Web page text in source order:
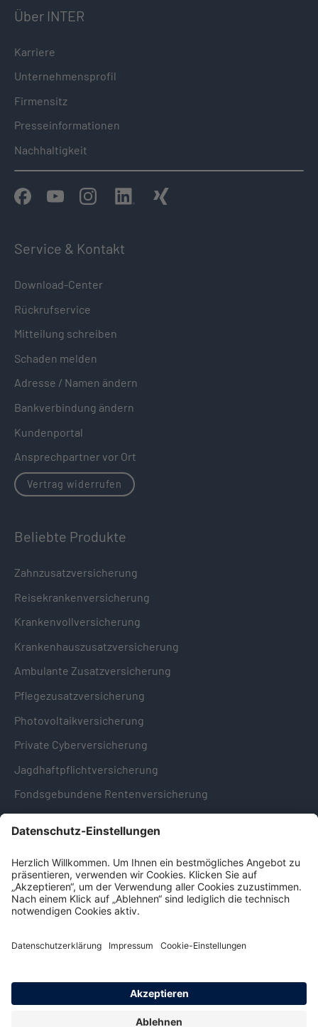
Über INTER
Karriere
Unternehmensprofil
Firmensitz
Presseinformationen
Nachhaltigkeit
Service & Kontakt
Download-Center
Rückrufservice
Mitteilung schreiben
Schaden melden
Adresse / Namen ändern
Bankverbindung ändern
Kundenportal
Ansprechpartner vor Ort
Vertrag widerrufen
Beliebte Produkte
Zahnzusatzversicherung
Reisekrankenversicherung
Krankenvollversicherung
Krankenhauszusatzversicherung
Ambulante Zusatzversicherung
Pflegezusatzversicherung
Photovoltaikversicherung
Private Cyberversicherung
Jagdhaftpflichtversicherung
Fondsgebundene Rentenversicherung
Hinweise & Informationen
Impressum
Datenschutz
Hinweisgebersystem -